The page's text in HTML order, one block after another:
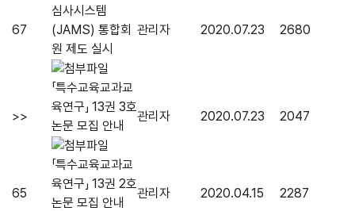
67
심사시스템
(JAMS) 통합회
원 제도 실시
관리자 2020.07.23 2680
>>
「특수교육교과교
육연구」 13권 3호
논문 모집 안내
관리자 2020.07.23 2047
65
「특수교육교과교
육연구」 13권 2호
논문 모집 안내
관리자 2020.04.15 2287